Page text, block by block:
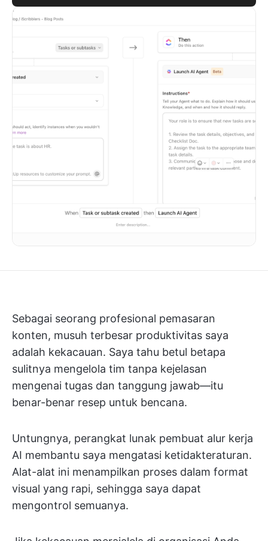
Sebagai seorang profesional pemasaran
konten, musuh terbesar produktivitas saya
adalah kekacauan. Saya tahu betul betapa
sulitnya mengelola tim tanpa kejelasan
mengenai tugas dan tanggung jawab—itu
benar-benar resep untuk bencana.
Untungnya, perangkat lunak pembuat alur kerja
AI membantu saya mengatasi ketidakteraturan.
Alat-alat ini menampilkan proses dalam format
visual yang rapi, sehingga saya dapat
mengontrol semuanya.